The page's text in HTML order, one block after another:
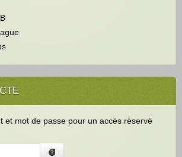
et mot de passe pour un accès réservé